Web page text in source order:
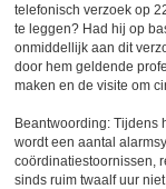
telefonisch verzoek op
te leggen? Had hij op
onmiddellijk aan dit
door hem geldende
maken en de visite om
Beantwoording: Tijdens
wordt een aantal
coördinatiestoornissen,
sinds ruim twaalf uur